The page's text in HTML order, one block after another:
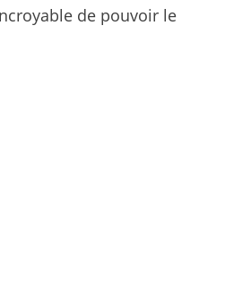
de pouvoir le